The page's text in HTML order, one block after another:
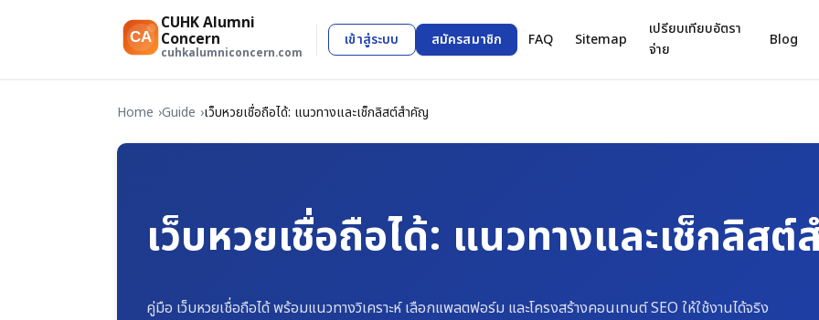
CA
CUHK Alumni
Concern
cuhkalumniconcern.com
เข้าสู่ระบบ สมัครสมาชิก FAQ Sitemap
เปรียบเทียบอัตรา
จ่าย
Blog
Home Guide เว็บหวยเชื่อถือได้: แนวทางและเช็กลิสต์สำคัญ
เว็บหวยเชื่อถือได้: แนวทางและเช็กลิส
คู่มือ เว็บหวยเชื่อถือได้ พร้อมแนวทางวิเคราะห์ เลือกแพลตฟอร์ม และโครงสร้างคอนเทนต์ SEO ให้ใช้งานได้จริง